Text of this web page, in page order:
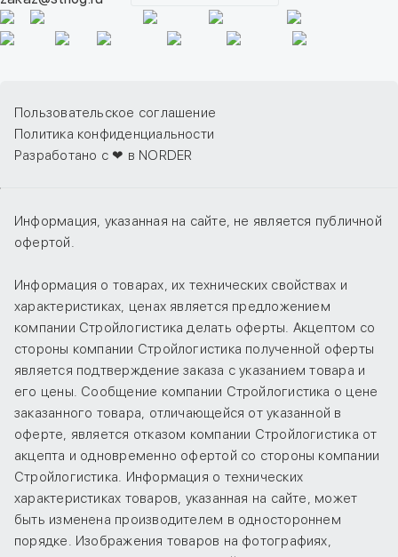
Пользовательское соглашение
Политика конфиденциальности
Разработано с ❤ в NORDER
Информация, указанная на сайте, не является публичной
офертой.
Информация о товарах, их технических свойствах и
характеристиках, ценах является предложением
компании Стройлогистика делать оферты. Акцептом со
стороны компании Стройлогистика полученной оферты
является подтверждение заказа с указанием товара и
его цены. Сообщение компании Стройлогистика о цене
заказанного товара, отличающейся от указанной в
оферте, является отказом компании Стройлогистика от
акцепта и одновременно офертой со стороны компании
Стройлогистика. Информация о технических
характеристиках товаров, указанная на сайте, может
быть изменена производителем в одностороннем
порядке. Изображения товаров на фотографиях,